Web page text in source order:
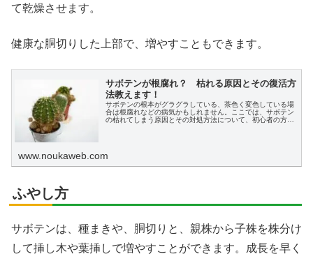
て乾燥させます。
健康な胴切りした上部で、増やすこともできます。
サボテンが根腐れ？ 枯れる原因とその復活方
法教えます！
サボテンの根本がグラグラしている、茶色く変色している場
合は根腐れなどの病気かもしれません。ここでは、サボテン
の枯れてしまう原因とその対処方法について、初心者の方に
www.noukaweb.com
ふやし方
サボテンは、種まきや、胴切りと、親株から子株を株分け
して挿し木や葉挿しで増やすことができます。成長を早く